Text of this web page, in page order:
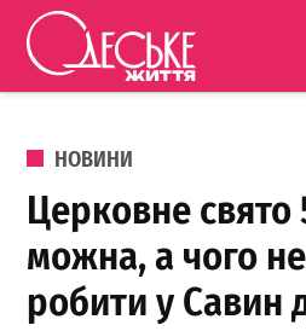
Перейти до вмісту
Життя
ОПУБЛІКОВАНО В
НОВИНИ
Церковне
можна, а чого
робити у Савин